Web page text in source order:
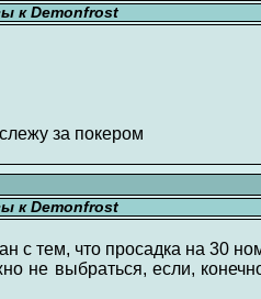
к Demonfrost
за покером
к Demonfrost
с тем, что просадка на 30
не выбраться, если,